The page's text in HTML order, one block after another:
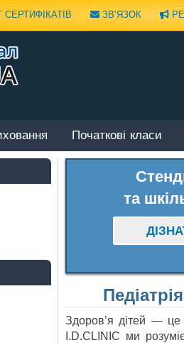
СЕРТИФІКАТІВ ЗВ’ЯЗОК
Початкові класи
та
Здоров’я дітей — це
I.D.CLINIC ми